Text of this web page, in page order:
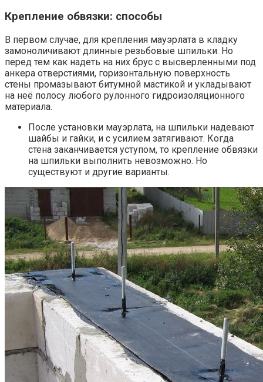
Крепление обвязки: способы
В первом случае, для крепления мауэрлата в кладку
замоноличивают длинные резьбовые шпильки. Но
перед тем как надеть на них брус с высверленными под
анкера отверстиями, горизонтальную поверхность
стены промазывают битумной мастикой и укладывают
на неё полосу любого рулонного гидроизоляционного
материала.
После установки мауэрлата, на шпильки надевают
шайбы и гайки, и с усилием затягивают. Когда
стена заканчивается уступом, то крепление обвязки
на шпильки выполнить невозможно. Но
существуют и другие варианты.